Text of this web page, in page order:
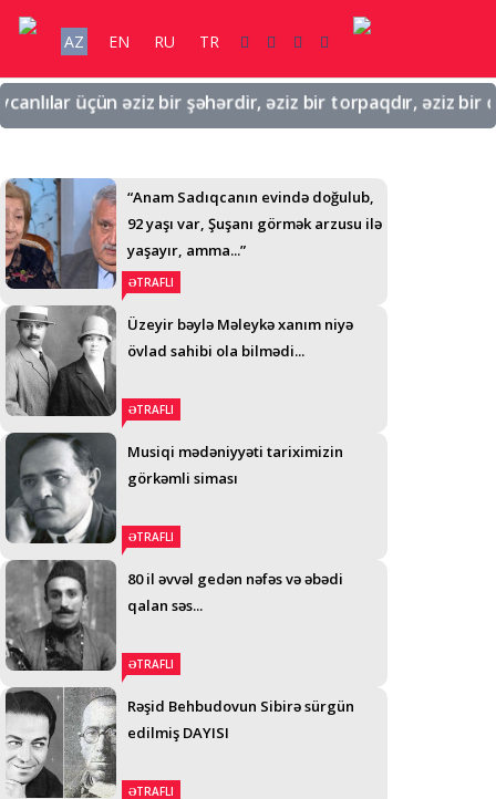
AZ EN RU TR
üçün əziz bir şəhərdir, əziz bir torpaqdır, əziz bir
“Anam Sadıqcanın evində doğulub,
92 yaşı var, Şuşanı görmək arzusu ilə
yaşayır, amma...”
ƏTRAFLI
Üzeyir bəylə Məleykə xanım niyə
övlad sahibi ola bilmədi...
ƏTRAFLI
Musiqi mədəniyyəti tariximizin
görkəmli siması
ƏTRAFLI
80 il əvvəl gedən nəfəs və əbədi
qalan səs...
ƏTRAFLI
Rəşid Behbudovun Sibirə sürgün
edilmiş DAYISI
ƏTRAFLI